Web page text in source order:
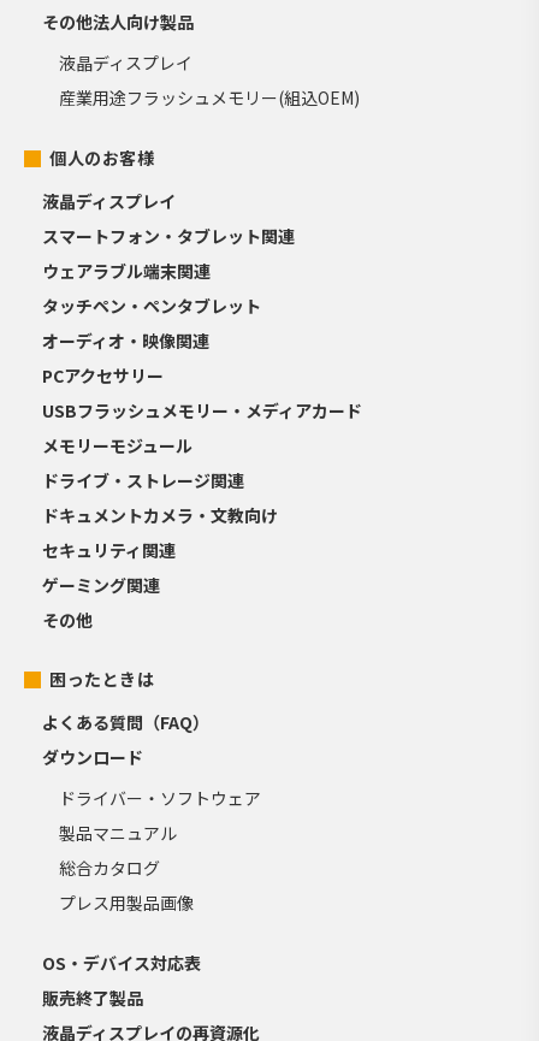
その他法人向け製品
液晶ディスプレイ
産業用途フラッシュメモリー(組込OEM)
個人のお客様
液晶ディスプレイ
スマートフォン・タブレット関連
ウェアラブル端末関連
タッチペン・ペンタブレット
オーディオ・映像関連
PCアクセサリー
USBフラッシュメモリー・メディアカード
メモリーモジュール
ドライブ・ストレージ関連
ドキュメントカメラ・文教向け
セキュリティ関連
ゲーミング関連
その他
困ったときは
よくある質問（FAQ）
ダウンロード
ドライバー・ソフトウェア
製品マニュアル
総合カタログ
プレス用製品画像
OS・デバイス対応表
販売終了製品
液晶ディスプレイの再資源化